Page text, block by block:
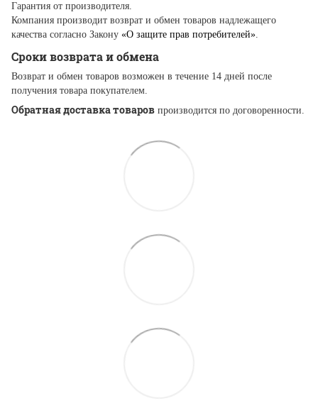
Гарантия от производителя.
Компания производит возврат и обмен товаров надлежащего
качества согласно Закону «О защите прав потребителей».
Сроки возврата и обмена
Возврат и обмен товаров возможен в течение 14 дней после
получения товара покупателем.
Обратная доставка товаров производится по договоренности.